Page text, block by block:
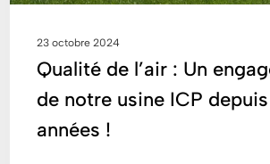
plusieurs
années
23 octobre 2024
Qualité de l’air : Un
de notre usine ICP
années !